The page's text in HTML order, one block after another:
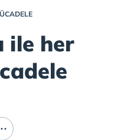
ile her